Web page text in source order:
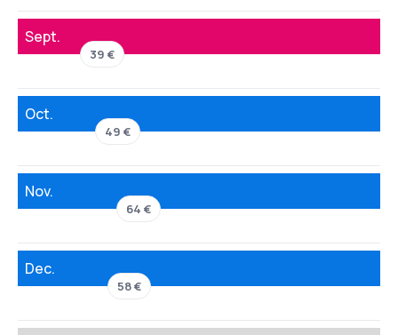
Sept.
39 €
Oct.
49 €
Nov.
64 €
Dec.
58 €